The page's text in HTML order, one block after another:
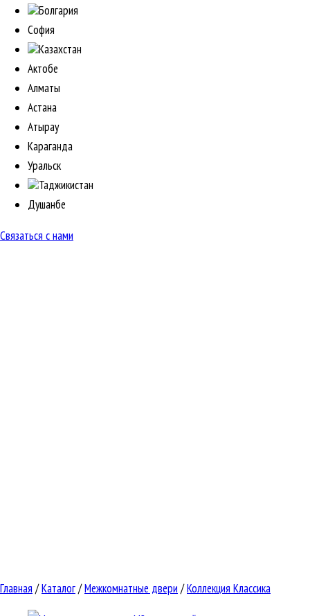
Болгария
София
Казахстан
Актобе
Алматы
Астана
Атырау
Караганда
Уральск
Таджикистан
Душанбе
Связаться с нами
Главная /Каталог/Межкомнатные двери /Коллекция Классика